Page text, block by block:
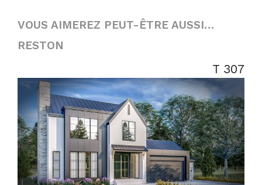
VOUS AIMEREZ PEUT-ÊTRE AUSSI…
RESTON
T 307